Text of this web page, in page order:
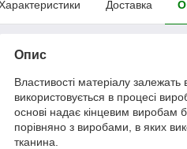
Доставка
Опис
Властивості матеріалу залежать
використовується в процесі
основі надає кінцевим виробам
порівняно з виробами, в яких
тканина.